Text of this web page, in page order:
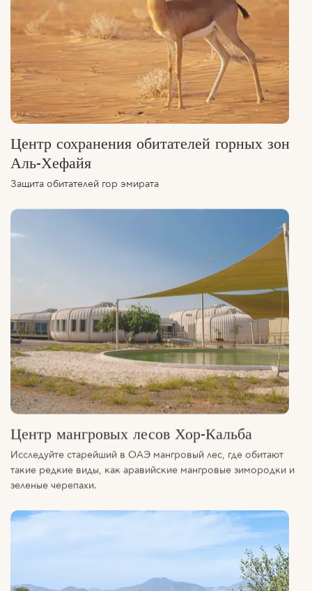
Аль-Хефайя
Защита обитателей гор эмирата
Центр мангровых лесов Хор-Кальба
Исследуйте старейший в ОАЭ мангровый лес, где обитают
такие редкие виды, как аравийские мангровые зимородки и
зеленые черепахи.